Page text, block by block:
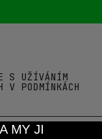
S UŽÍVÁNÍM
V PODMÍNKÁCH
s.r.o.
MY JI